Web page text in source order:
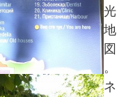
光
地
図
。
ネ